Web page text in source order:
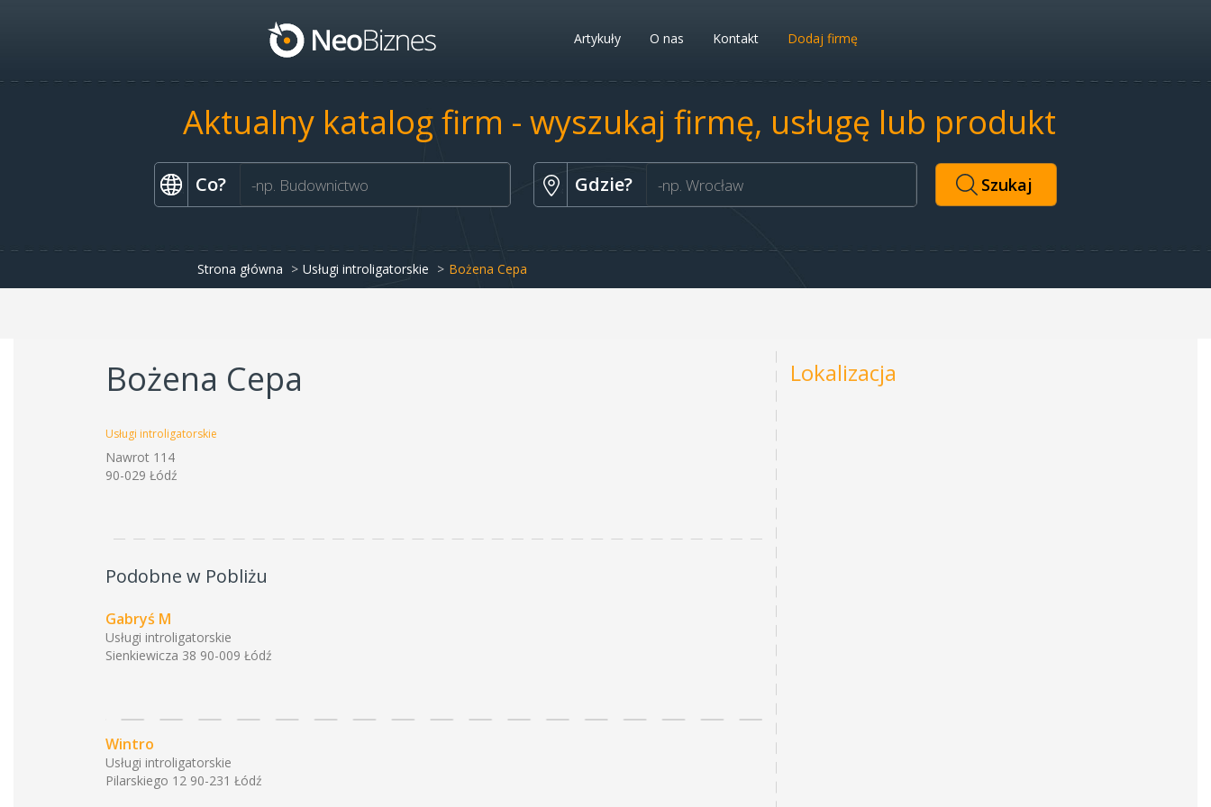
Artykuły O nas Kontakt Dodaj firmę
Aktualny katalog firm - wyszukaj firmę, usługę lub produkt
Co? Gdzie?
Strona główna Usługi introligatorskie Bożena Cepa
Bożena Cepa
Usługi introligatorskie
Nawrot 114
90-029 Łódź
Podobne w Pobliżu
Gabryś M
Usługi introligatorskie
Sienkiewicza 38 90-009 Łódź
Wintro
Usługi introligatorskie
Pilarskiego 12 90-231 Łódź
Lokalizacja